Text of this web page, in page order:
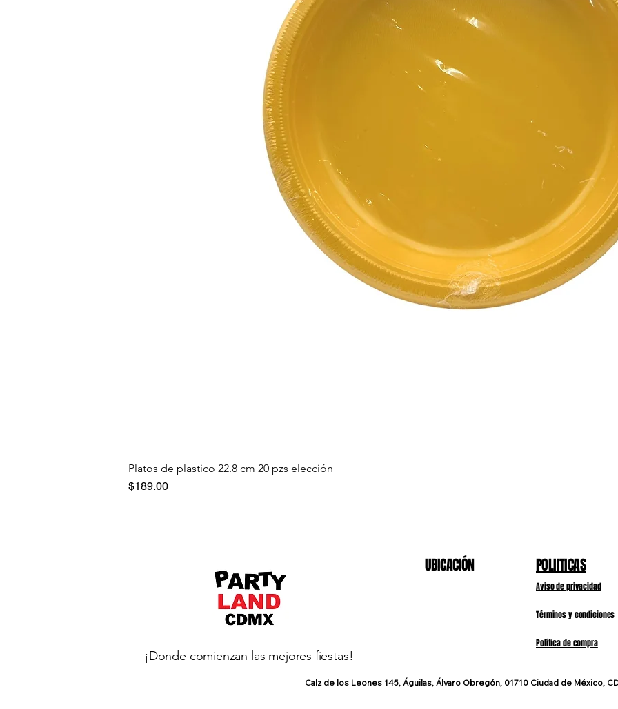
Platos de plastico 22.8 cm 20 pzs elección
Precio
$189.00
¡Donde comienzan las mejores fiestas!
UBICACIÓN POLIITICAS
Aviso de privacidad
Términos y condiciones
Política de compra
Calz de los Leones 145, Águilas, Álvaro Obregón, 01710 Ciudad de México,